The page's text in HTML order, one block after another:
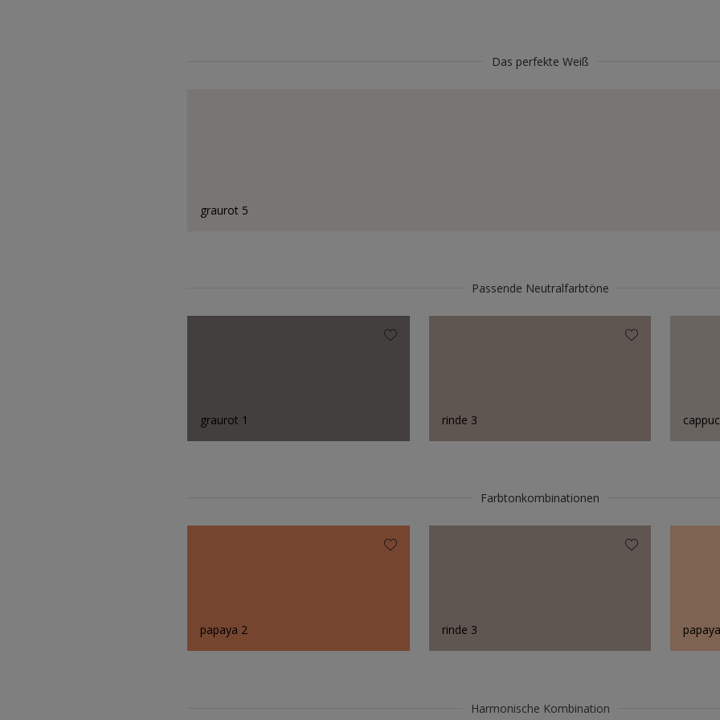
Das perfekte Weiß
graurot 5
Passende Neutralfarbtöne
graurot 1 rinde 3
Farbtonkombinationen
papaya 2 rinde 3
Harmonische Kombination